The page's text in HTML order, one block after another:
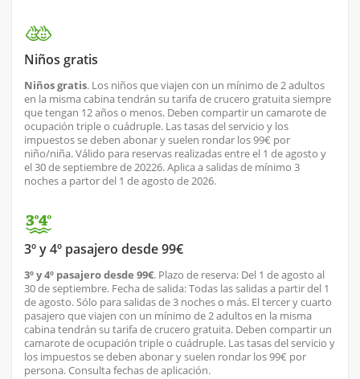
Niños gratis
Niños gratis. Los niños que viajen con un mínimo de 2 adultos
en la misma cabina tendrán su tarifa de crucero gratuita siempre
que tengan 12 años o menos. Deben compartir un camarote de
ocupación triple o cuádruple. Las tasas del servicio y los
impuestos se deben abonar y suelen rondar los 99€ por
niño/niña. Válido para reservas realizadas entre el 1 de agosto y
el 30 de septiembre de 20226. Aplica a salidas de mínimo 3
noches a partor del 1 de agosto de 2026.
3º y 4º pasajero desde 99€
3º y 4º pasajero desde 99€. Plazo de reserva: Del 1 de agosto al
30 de septiembre. Fecha de salida: Todas las salidas a partir del 1
de agosto. Sólo para salidas de 3 noches o más. El tercer y cuarto
pasajero que viajen con un mínimo de 2 adultos en la misma
cabina tendrán su tarifa de crucero gratuita. Deben compartir un
camarote de ocupación triple o cuádruple. Las tasas del servicio y
los impuestos se deben abonar y suelen rondar los 99€ por
persona. Consulta fechas de aplicación.